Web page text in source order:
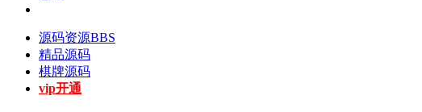
源码资源BBS
精品源码
棋牌源码
vip开通